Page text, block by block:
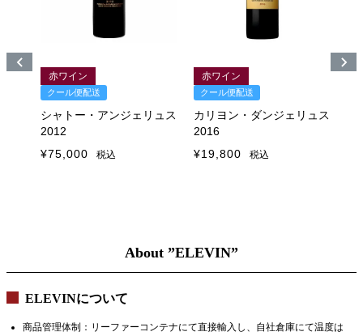
赤ワイン
クール便配送
シャトー・アンジェリュス
2012
¥75,000 税込
赤ワイン
クール便配送
カリヨン・ダンジェリュス
2016
¥19,800 税込
About ”ELEVIN”
ELEVINについて
商品管理体制：リーファーコンテナにて直接輸入し、自社倉庫にて温度は